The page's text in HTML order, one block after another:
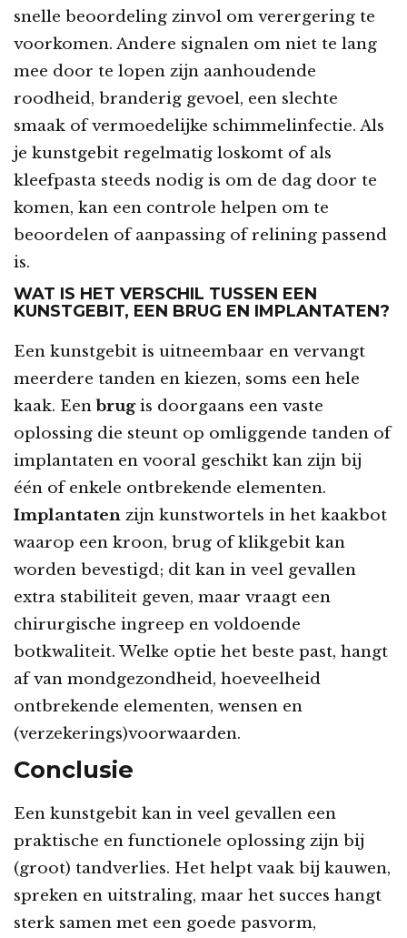
snelle beoordeling zinvol om verergering te
voorkomen. Andere signalen om niet te lang
mee door te lopen zijn aanhoudende
roodheid, branderig gevoel, een slechte
smaak of vermoedelijke schimmelinfectie. Als
je kunstgebit regelmatig loskomt of als
kleefpasta steeds nodig is om de dag door te
komen, kan een controle helpen om te
beoordelen of aanpassing of relining passend
is.
WAT IS HET VERSCHIL TUSSEN EEN
KUNSTGEBIT, EEN BRUG EN IMPLANTATEN?
Een kunstgebit is uitneembaar en vervangt
meerdere tanden en kiezen, soms een hele
kaak. Eenbrugis doorgaans een vaste
oplossing die steunt op omliggende tanden of
implantaten en vooral geschikt kan zijn bij
één of enkele ontbrekende elementen.
Implantaten zijn kunstwortels in het kaakbot
waarop een kroon, brug of klikgebit kan
worden bevestigd; dit kan in veel gevallen
extra stabiliteit geven, maar vraagt een
chirurgische ingreep en voldoende
botkwaliteit. Welke optie het beste past, hangt
af van mondgezondheid, hoeveelheid
ontbrekende elementen, wensen en
(verzekerings)voorwaarden.
Conclusie
Een kunstgebit kan in veel gevallen een
praktische en functionele oplossing zijn bij
(groot) tandverlies. Het helpt vaak bij kauwen,
spreken en uitstraling, maar het succes hangt
sterk samen met een goede pasvorm,